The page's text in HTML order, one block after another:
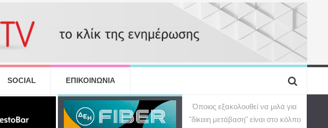
SOCIAL ΕΠΙΚΟΙΝΩΝΙΑ
Όποιος εξακολουθεί να μιλά για
"δίκαιη μετάβαση" είναι στο κόλπο